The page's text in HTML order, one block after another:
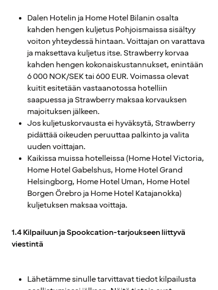
Dalen Hotelin ja Home Hotel Bilanin osalta
kahden hengen kuljetus Pohjoismaissa sisältyy
voiton yhteydessä hintaan. Voittajan on varattava
ja maksettava kuljetus itse. Strawberry korvaa
kahden hengen kokonaiskustannukset, enintään
6 000 NOK/SEK tai 600 EUR. Voimassa olevat
kuitit esitetään vastaanotossa hotelliin
saapuessa ja Strawberry maksaa korvauksen
majoituksen jälkeen.
Jos kuljetuskorvausta ei hyväksytä, Strawberry
pidättää oikeuden peruuttaa palkinto ja valita
uuden voittajan.
Kaikissa muissa hotelleissa (Home Hotel Victoria,
Home Hotel Gabelshus, Home Hotel Grand
Helsingborg, Home Hotel Uman, Home Hotel
Borgen Örebro ja Home Hotel Katajanokka)
kuljetuksen maksaa voittaja.
1.4 Kilpailuun ja Spookcation-tarjoukseen liittyvä
viestintä
Lähetämme sinulle tarvittavat tiedot kilpailusta